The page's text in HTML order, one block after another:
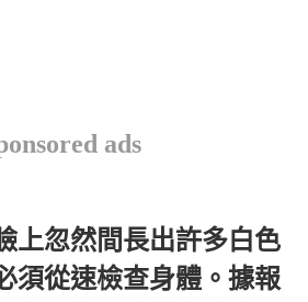
ads
上忽然間長出許多白色
須從速檢查身體。據報